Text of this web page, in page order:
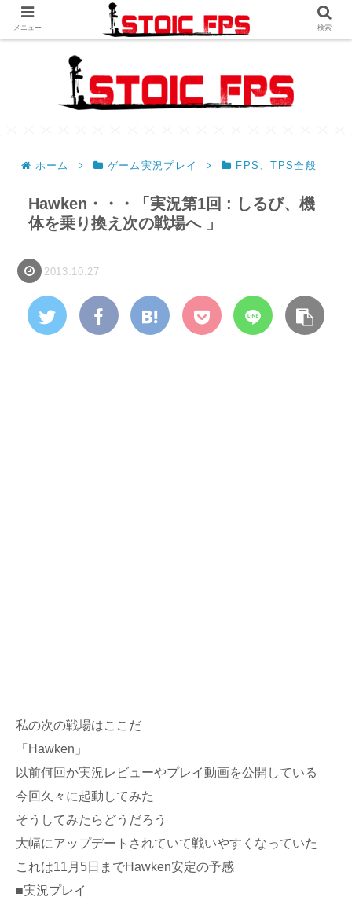
ホーム ゲーム実況プレイ FPS、TPS全般
Hawken・・・「実況第1回 : しるび、機
体を乗り換え次の戦場へ 」
2013.10.27
私の次の戦場はここだ
「Hawken」
以前何回か実況レビューやプレイ動画を公開している
今回久々に起動してみた
そうしてみたらどうだろう
大幅にアップデートされていて戦いやすくなっていた
これは11月5日までHawken安定の予感
■実況プレイ
メニュー 検索